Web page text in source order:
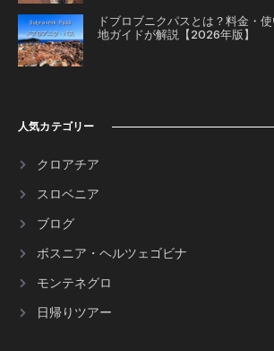
ドブロブニクパスとは？料金・
地ガイドが解説【2026年版】
人気カテゴリー
クロアチア
スロベニア
ブログ
ボスニア・ヘルツェゴビナ
モンテネグロ
日帰りツアー